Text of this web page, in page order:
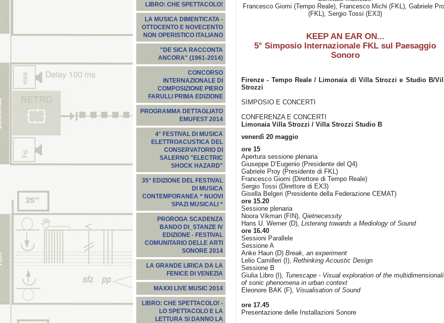
LIBRO: CHE SPETTACOLO!
LA MUSICA DIMENTICATA -
OTTOCENTO E NOVECENTO
NON OPERISTICO ITALIANO
"DE SICA RACCONTA
ANCORA" (1961-2014)
CONCORSO
INTERNAZIONALE DI
COMPOSIZIONE PIERO
FARULLI PRIMA EDIZIONE
PROGRAMMA DETTAGLIATO
EMUFEST 2014
4° FESTIVAL DI MUSICA
ELETTROACUSTICA DEL
CONSERVATORIO DI
SALERNO "ELECTRIC
SHOCK HAZARD"
35° EDIZIONE DEL FESTIVAL
DI MUSICA
CONTEMPORANEA “ NUOVI
SPAZI MUSICALI “
PROROGA SCADENZA
BANDO DI_STANZE IV
EDIZIONE - FESTIVAL
COMUNITARIO DELLE ARTI
SONORE 2014
LA GRANDE LIRICA DA LA
FENICE DI VENEZIA
MAXXI LIVE MUSIC 2014
LIBRO: CHE SPETTACOLO! -
LO SPETTACOLO E LA
LETTURA SI DANNO LA
Francesco Giomi (Tempo Reale), Francesco Michi (FKL), Gabriele
(FKL), Sergio Tossi (EX3)
KEEP AN EAR ON...
5° Simposio Internazionale FKL sul Paesaggio
Sonoro
Firenze - Tempo Reale / Limonaia di Villa Strozzi e Studio B/
Strozzi
SIMPOSIO E CONCERTI
CONFERENZA E CONCERTI
Limonaia Villa Strozzi / Villa Strozzi Studio B
venerdì 20 maggio
ore 15
Apertura sessione plenaria
Giuseppe D’Eugenio (Presidente del Q4)
Gabriele Proy (Presidente di FKL)
Francesco Giomi (Direttore di Tempo Reale)
Sergio Tossi (Direttore di EX3)
Gisella Belgeri (Presidente della Federazione CEMAT)
ore 15.20
Sessione plenaria
Noora Vikman (FIN), Qietnecessity
Hans U. Werner (D), Listening towards a Mediology of Sound
ore 16.40
Sessioni Parallele
Sessione A
Anke Haun (D) Break, an experiment
Lelio Camilleri (I), Rethinking Acoustic Design
Sessione B
Giulia Libro (I), Tunescape - Visual exploration of the
of sonic phenomena in urban context
Eleonore BAK (F), Visualisation of Sound
ore 17.45
Presentazione delle Installazioni Sonore